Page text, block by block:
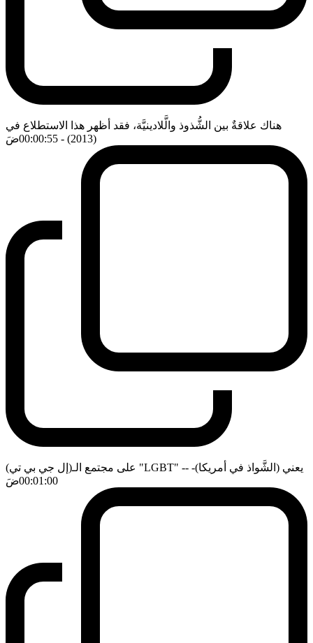
هناك علاقةٌ بين الشُّذوذ والَّلادينيَّة، فقد أظهر هذا الاستطلاع في
(2013)
- 00:00:55 ضَ
على مجتمع الـ(إل جي بي تي) "LGBT" -يعني (الشَّواذ في أمريكا)- -
00:01:00ضَ